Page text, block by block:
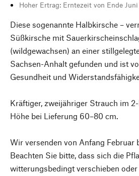
Hoher Ertrag: Erntezeit von Ende
Diese sogenannte Halbkirsche –
Süßkirsche mit
(wildgewachsen) an einer
Sachsen-Anhalt gefunden und ist
Gesundheit und
Kräftiger, zweijähriger Strauch im
Höhe bei Lieferung 60–80 cm.
Wir versenden von Anfang Februar
Beachten Sie bitte, dass sich die
witterungsbedingt verschieben